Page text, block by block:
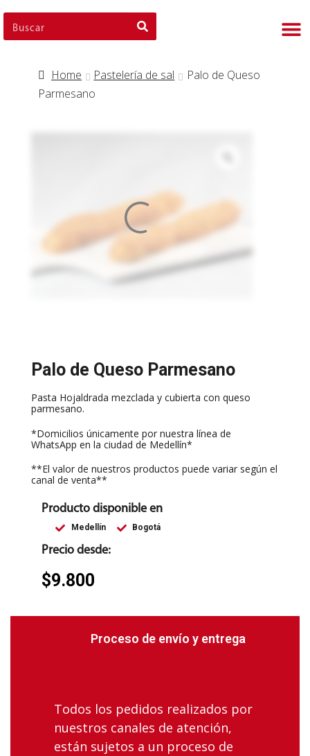
Home Pastelería de sal
Palo de Queso
Parmesano
Palo de Queso Parmesano
Pasta Hojaldrada mezclada y cubierta con queso
parmesano.
*Domicilios únicamente por nuestra línea de
WhatsApp en la ciudad de Medellín*
**El valor de nuestros productos puede variar según el
canal de venta**
Producto disponible en
Medellín Bogotá
Precio desde:
$9.800
Proceso de envío y entrega
Todos los pedidos realizados por
nuestros canales de atención,
están sujetos a un proceso de